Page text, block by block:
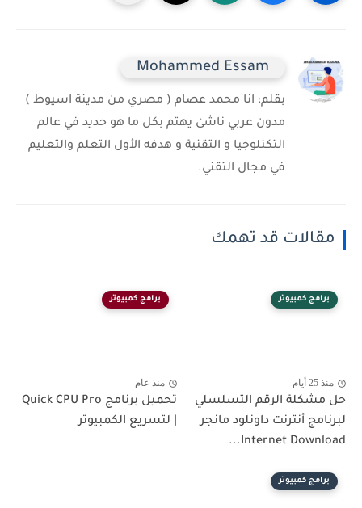
Mohammed Essam
بقلم: انا محمد عصام ( مصري من مدينة اسيوط )
مدون عربي ناشىْ يهتم بكل ما هو حديد في عالم
التكنلوجيا و التقنية و هدفه الأول التعلم والتعليم
في مجال التقني.
مقالات قد تهمك
برامج كمبيوتر
منذ 25 أيام
حل مشكلة الرقم التسلسلي
لبرنامج أنترنت داونلود مانجر
Internet Download...
برامج كمبيوتر
منذ عام
تحميل برنامج Quick CPU Pro
| لتسريع الكمبيوتر
برامج كمبيوتر